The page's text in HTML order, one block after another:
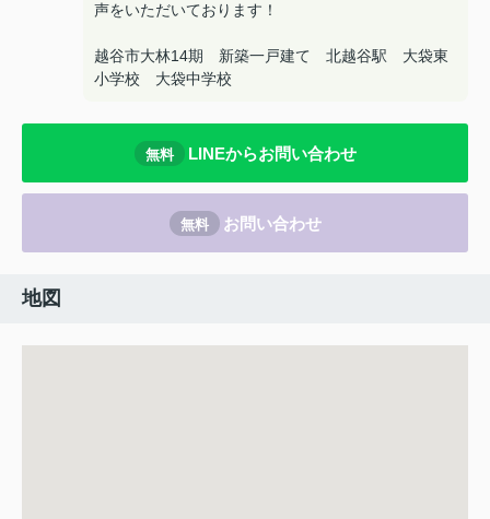
声をいただいております！
越谷市大林14期 新築一戸建て 北越谷駅 大袋東
小学校 大袋中学校
無料 LINEからお問い合わせ
無料 お問い合わせ
地図